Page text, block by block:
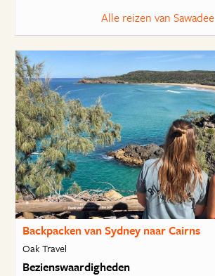
Alle reizen van Sawadee
Backpacken van Sydney naar Cairns
Oak Travel
Bezienswaardigheden